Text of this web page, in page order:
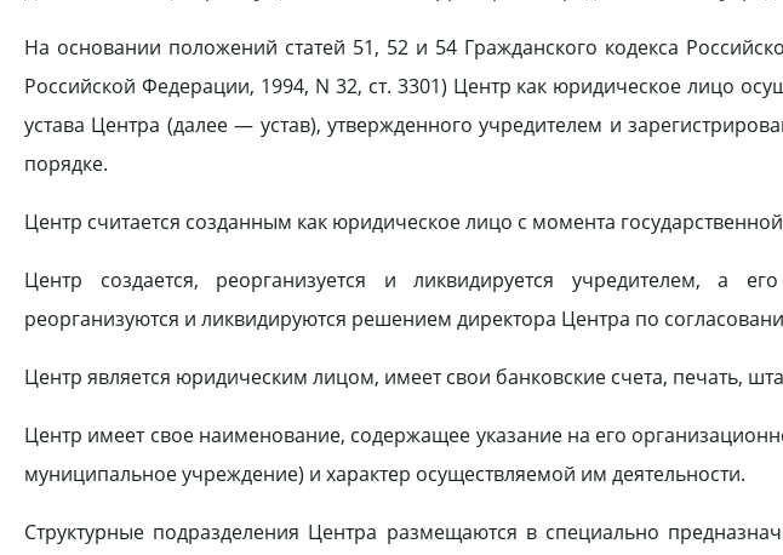
На основании положений статей 51, 52 и 54 Гражданского кодекса
Российской Федерации, 1994, N 32, ст. 3301) Центр как юридическое лицо
устава Центра (далее — устав), утвержденного учредителем и
порядке.
Центр считается созданным как юридическое лицо с момента государственной
Центр создается, реорганизуется и ликвидируется учредителем, а
реорганизуются и ликвидируются решением директора Центра по
Центр является юридическим лицом, имеет свои банковские счета, печать,
Центр имеет свое наименование, содержащее указание на его
муниципальное учреждение) и характер осуществляемой им деятельности.
Структурные подразделения Центра размещаются в специально